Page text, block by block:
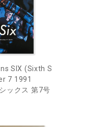
SIX (Sixth S
7 1991
ックス 第7号